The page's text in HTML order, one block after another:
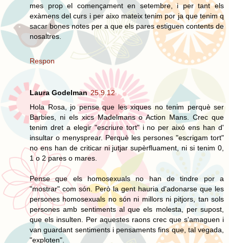
mes prop el començament en setembre, i per tant els
exàmens del curs i per aixo mateix tenim por ja que tenim q
sacar bones notes per a que els pares estiguen contents de
nosaltres.
Respon
Laura Godelman 25.9.12
Hola Rosa, jo pense que les xiques no tenim perquè ser
Barbies, ni els xics Madelmans o Action Mans. Crec que
tenim dret a elegir "escriure tort" i no per aixó ens han d'
insultar o menysprear. Perquè les persones "escrigam tort"
no ens han de criticar ni jutjar supèrfluament, ni si tenim 0,
1 o 2 pares o mares.
Pense que els homosexuals no han de tindre por a
"mostrar" com són. Però la gent hauria d'adonarse que les
persones homosexuals no són ni millors ni pitjors, tan sols
persones amb sentiments al que els molesta, per supost,
que els insulten. Per aquestes raons crec que s'amaguen i
van guardant sentiments i pensaments fins que, tal vegada,
"exploten".